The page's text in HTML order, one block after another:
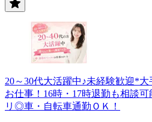
20～30代大活躍中♪未経験歓迎*
お仕事！16時・17時退勤も相談
リ◎車・自転車通勤ＯＫ！